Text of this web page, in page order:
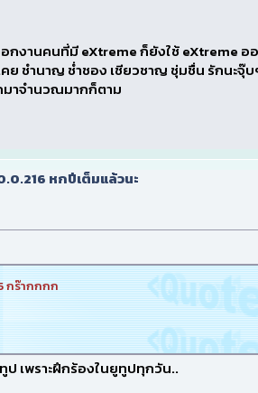
กงานคนที่มี eXtreme ก็ยังใช้ eXtreme อ
ย ชำนาญ ช่ำชอง เชียวชาญ ชุ่มชื่น รักนะจุ๊
มาจำนวณมากก็ตาม
หกปีเต็มแล้วนะ
กร๊ากกกก
ป เพราะฝึกร้องในยูทูปทุกวัน..